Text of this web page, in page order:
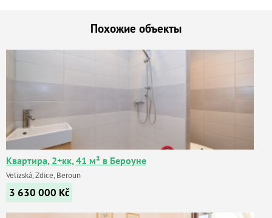
Похожие объекты
Квартира, 2+кк, 41 м² в Бероуне
Velizská, Zdice, Beroun
3 630 000 Kč